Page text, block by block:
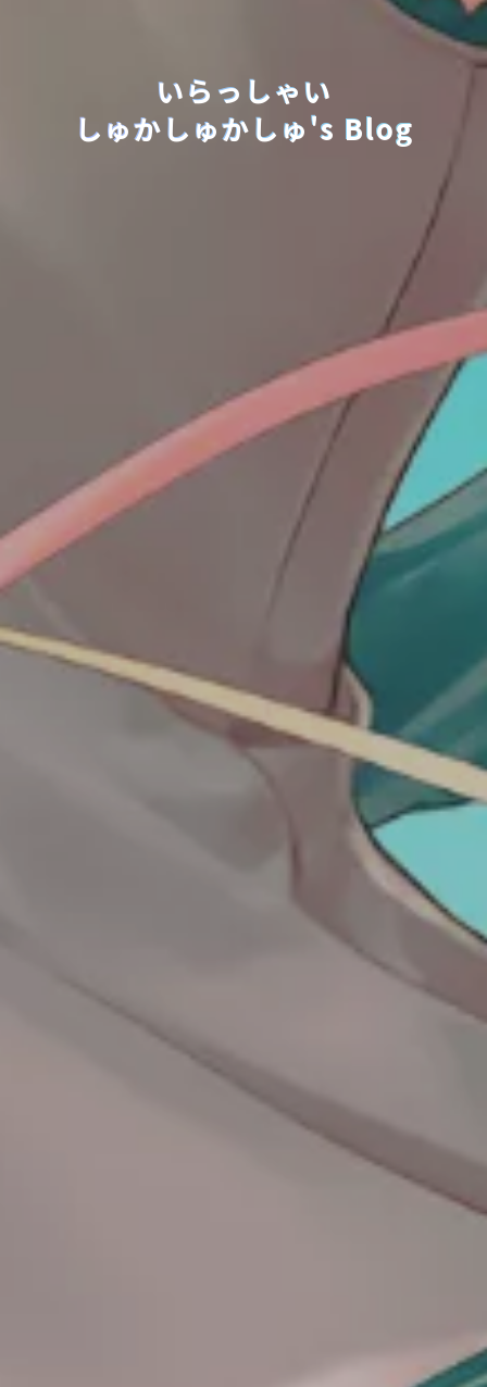
いらっしゃい
しゅかしゅかしゅ's Blog